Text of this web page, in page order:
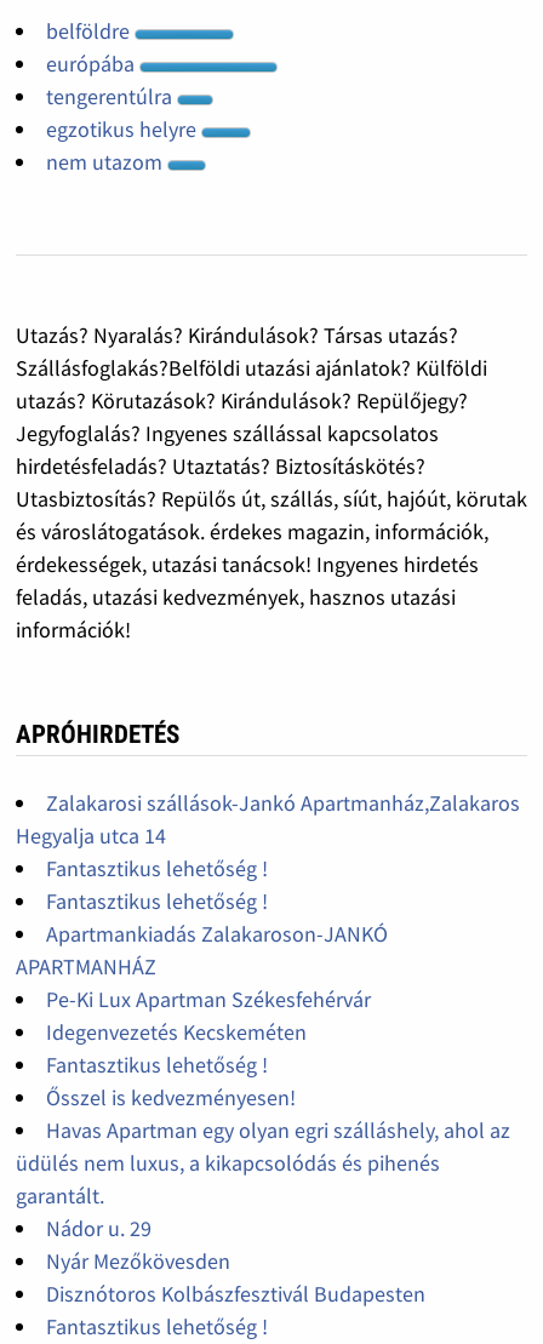
belföldre
európába
tengerentúlra
egzotikus helyre
nem utazom
Utazás? Nyaralás? Kirándulások? Társas utazás?
Szállásfoglakás?Belföldi utazási ajánlatok? Külföldi
utazás? Körutazások? Kirándulások? Repülőjegy?
Jegyfoglalás? Ingyenes szállással kapcsolatos
hirdetésfeladás? Utaztatás? Biztosításkötés?
Utasbiztosítás? Repülős út, szállás, síút, hajóút, körutak
és városlátogatások. érdekes magazin, információk,
érdekességek, utazási tanácsok! Ingyenes hirdetés
feladás, utazási kedvezmények, hasznos utazási
információk!
APRÓHIRDETÉS
Zalakarosi szállások-Jankó Apartmanház,Zalakaros
Hegyalja utca 14
Fantasztikus lehetőség !
Fantasztikus lehetőség !
Apartmankiadás Zalakaroson-JANKÓ
APARTMANHÁZ
Pe-Ki Lux Apartman Székesfehérvár
Idegenvezetés Kecskeméten
Fantasztikus lehetőség !
Ősszel is kedvezményesen!
Havas Apartman egy olyan egri szálláshely, ahol az
üdülés nem luxus, a kikapcsolódás és pihenés
garantált.
Nádor u. 29
Nyár Mezőkövesden
Disznótoros Kolbászfesztivál Budapesten
Fantasztikus lehetőség !